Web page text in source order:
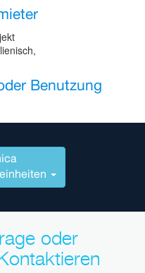
Benutzung
oder